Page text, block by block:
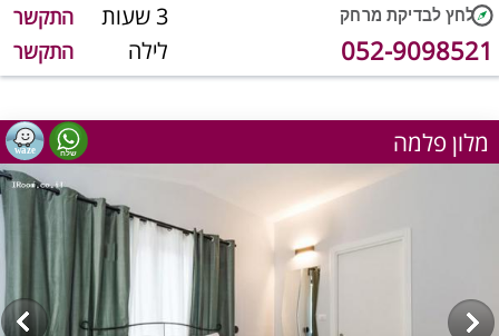
3 שעות התקשר
לילה התקשר 052-9098521
מלון פלמה